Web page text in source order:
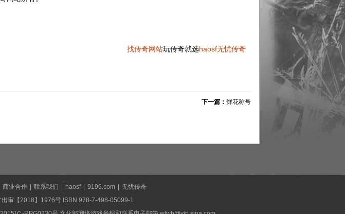
找传奇网站玩传奇就选haosf无忧传奇
下一篇： 鲜花称号
商业合作 联系我们 haosf 9199.com
无忧传奇
出审【2018】1976号 ISBN 978-7-498-05099-1